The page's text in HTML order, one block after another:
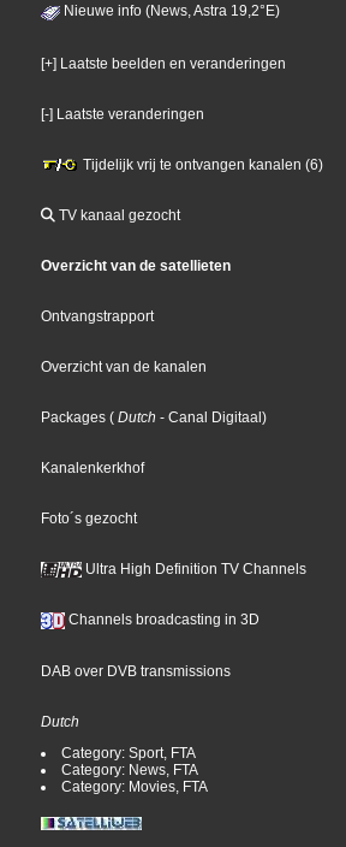
Nieuwe info (News, Astra 19,2°E)
[+] Laatste beelden en veranderingen
[-] Laatste veranderingen
Tijdelijk vrij te ontvangen kanalen (6)
TV kanaal gezocht
Overzicht van de satellieten
Ontvangstrapport
Overzicht van de kanalen
Packages ( Dutch - Canal Digitaal)
Kanalenkerkhof
Foto´s gezocht
Ultra High Definition TV Channels
Channels broadcasting in 3D
DAB over DVB transmissions
Dutch
Category: Sport, FTA
Category: News, FTA
Category: Movies, FTA